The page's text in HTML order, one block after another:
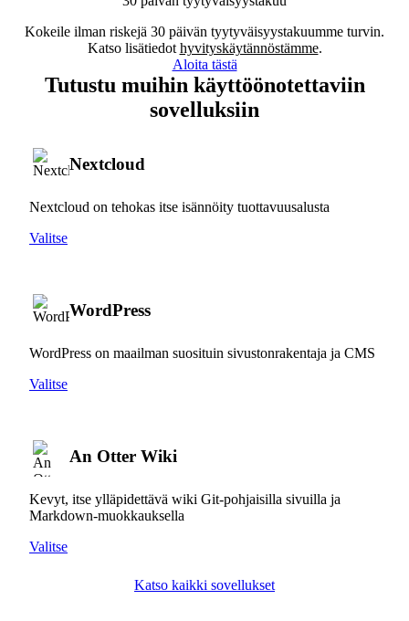
Kokeile ilman riskejä 30 päivän tyytyväisyystakuumme turvin.
Katso lisätiedot hyvityskäytännöstämme.
Aloita tästä
Tutustu muihin käyttöönotettaviin
sovelluksiin
Nextcloud
Nextcloud on tehokas itse isännöity tuottavuusalusta
Valitse
WordPress
WordPress on maailman suosituin sivustonrakentaja ja CMS
Valitse
An Otter Wiki
Kevyt, itse ylläpidettävä wiki Git-pohjaisilla sivuilla ja
Markdown-muokkauksella
Valitse
Katso kaikki sovellukset